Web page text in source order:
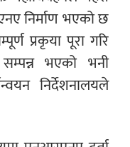
निर्माण भएको छ
प्रकृया पूरा गरि
भएको भनी
निर्देशनालयले